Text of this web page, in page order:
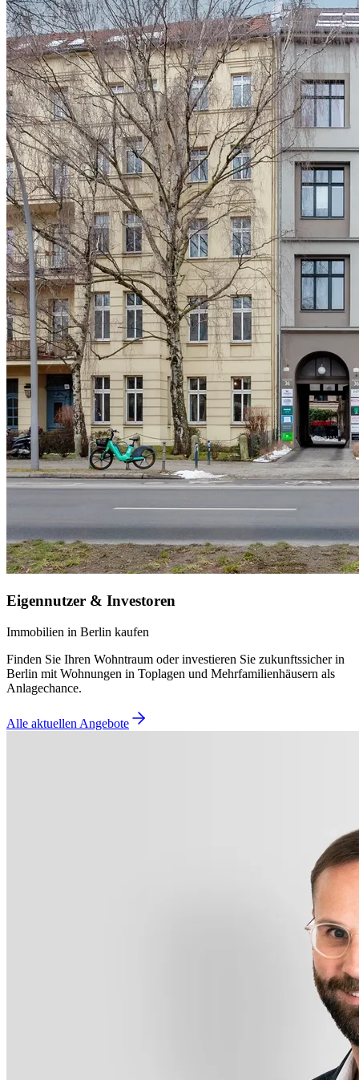
Eigennutzer & Investoren
Immobilien in Berlin kaufen
Finden Sie Ihren Wohntraum oder investieren Sie zukunftssicher in
Berlin mit Wohnungen in Toplagen und Mehrfamilienhäusern als
Anlagechance.
Alle aktuellen Angebote